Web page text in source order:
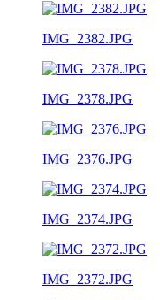
IMG_2382.JPG
IMG_2378.JPG
IMG_2376.JPG
IMG_2374.JPG
IMG_2372.JPG